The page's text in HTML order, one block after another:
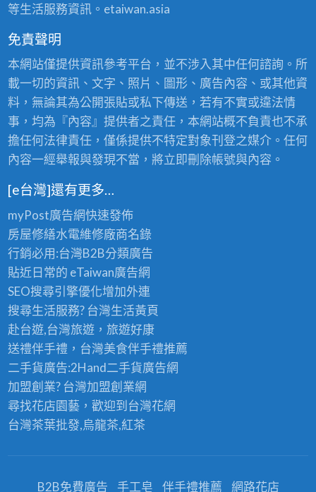
等生活服務資訊。etaiwan.asia
免責聲明
本網站僅提供資訊參考平台，並不涉入其中任何諮詢。所
載一切的資訊、文字、照片、圖形、廣告內容、或其他資
料，無論其為公開張貼或私下傳送，若有不實或違法情
事，均為『內容』提供者之責任，本網站概不負責也不承
擔任何法律責任，僅係提供不特定對象刊登之媒介。任何
內容一經舉報與發現不當，將立即刪除帳號與內容。
[e台灣]還有更多…
myPost廣告網快速發佈
房屋修繕水電維修廠商名錄
行銷必用:台灣B2B分類廣告
貼近日常的 eTaiwan廣告網
SEO搜尋引擎優化增加外連
搜尋生活服務? 台灣生活黃頁
赴台遊,台灣旅遊，旅遊好康
送禮伴手禮，台灣美食伴手禮推薦
二手貨廣告:2Hand二手貨廣告網
加盟創業? 台灣加盟創業網
尋找花店園藝，歡迎到台灣花網
台灣茶葉批發,烏龍茶,紅茶
B2B免費廣告 手工皂 伴手禮推薦 網路花店